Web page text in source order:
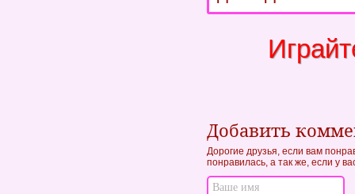
Добавить
Дорогие друзья, если вам
понравилась, а так же, если у